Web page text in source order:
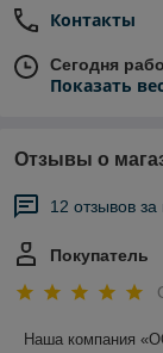
Контакты
Сегодня
Показать
Отзывы о
12 отзывов
Покупатель
Наша компания